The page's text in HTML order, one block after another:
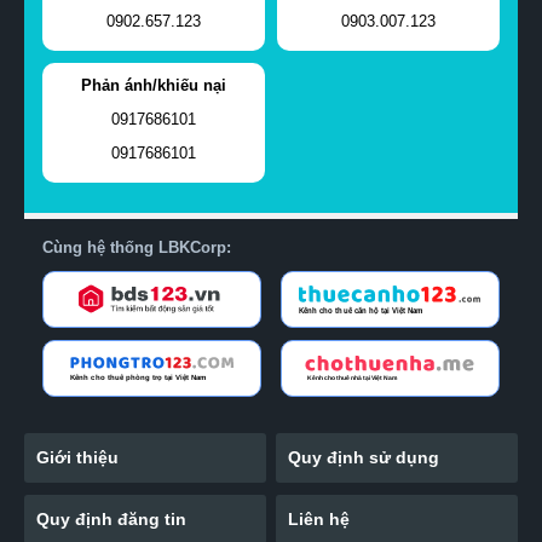
0902.657.123 0903.007.123
Phản ánh/khiếu nại
0917686101
0917686101
Cùng hệ thống LBKCorp:
Giới thiệu Quy định sử dụng
Quy định đăng tin Liên hệ